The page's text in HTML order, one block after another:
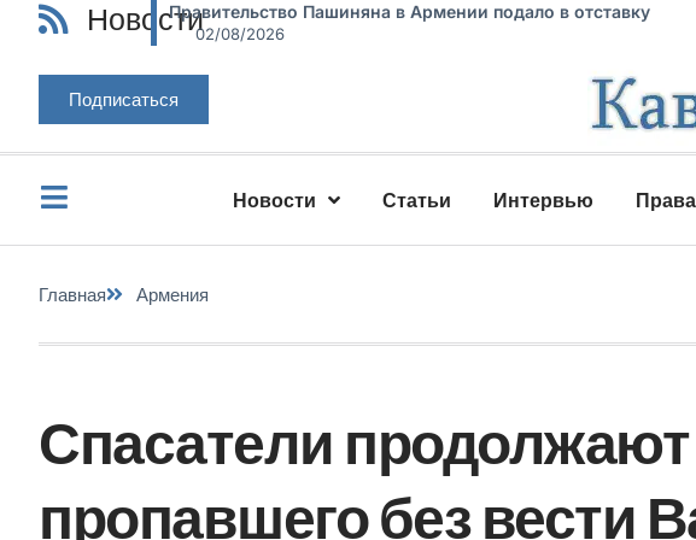
НовостиПравительство Пашиняна в Армении подало в отставку
02/08/2026
Подписаться
Новости Статьи Интервью
Главная Армения
Спасатели
пропавшего без вести